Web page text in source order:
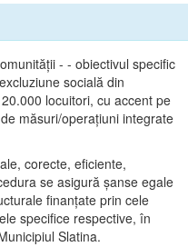
- - obiectivul specific
socială din
locuitori, cu accent pe
măsuri/operațiuni integrate
corecte, eficiente,
se asigură şanse egale
finanţate prin cele
specifice respective, în
Slatina.